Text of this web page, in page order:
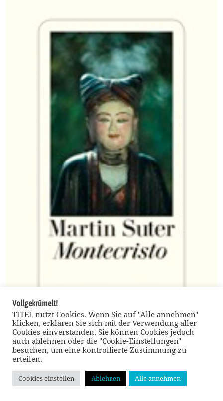
Doppelte Banknote und der Tote im Tunnel
Roman | Martin Suter: Montecristo »Ich versuche jedes Mal ein Buch zu schreiben, das
mir gut gefällt. Damit bin ich immer gut gefahren, weil ich offenbar selbst einen
Suter sein Erfolgsrezept und seinen späten literarischen Triumphzug zu erklären
versucht. Jetzt erscheint sein neues Buch Montecristo. Gelesen von PETER MOHR
Vollgekrümelt!
TITEL nutzt Cookies. Wenn Sie auf "Alle annehmen"
klicken, erklären Sie sich mit der Verwendung aller
Cookies einverstanden. Sie können Cookies jedoch
auch ablehnen oder die "Cookie-Einstellungen"
besuchen, um eine kontrollierte Zustimmung zu
erteilen.
Cookies einstellen Ablehnen Alle annehmen